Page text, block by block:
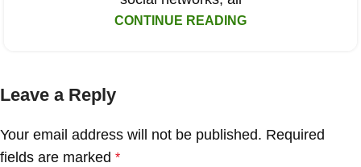
CONTINUE READING
Leave a Reply
Your email address will not be published. Required
fields are marked *